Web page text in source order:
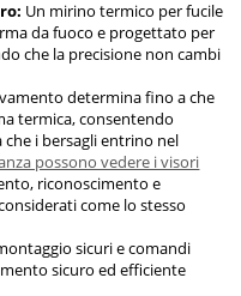
Un mirino termico per fucile
da fuoco e progettato per
che la precisione non cambi
determina fino a che
termica, consentendo
i bersagli entrino nel
possono vedere i visori
riconoscimento e
come lo stesso
sicuri e comandi
sicuro ed efficiente